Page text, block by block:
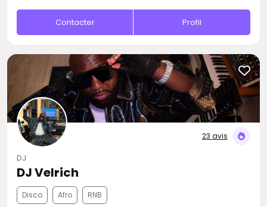
Contacter Profil
23 avis
DJ
DJ Velrich
Disco Afro RNB